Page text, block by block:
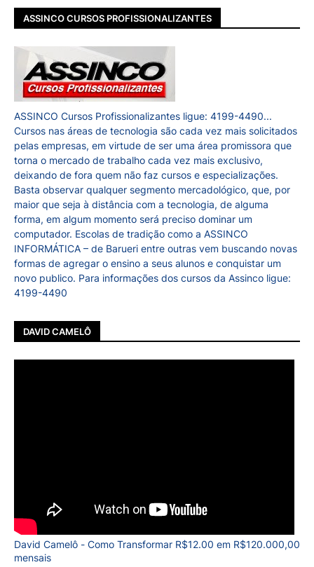
ASSINCO CURSOS PROFISSIONALIZANTES
ASSINCO Cursos Profissionalizantes ligue: 4199-4490...
Cursos nas áreas de tecnologia são cada vez mais solicitados
pelas empresas, em virtude de ser uma área promissora que
torna o mercado de trabalho cada vez mais exclusivo,
deixando de fora quem não faz cursos e especializações.
Basta observar qualquer segmento mercadológico, que, por
maior que seja à distância com a tecnologia, de alguma
forma, em algum momento será preciso dominar um
computador. Escolas de tradição como a ASSINCO
INFORMÁTICA – de Barueri entre outras vem buscando novas
formas de agregar o ensino a seus alunos e conquistar um
novo publico. Para informações dos cursos da Assinco ligue:
4199-4490
DAVID CAMELÔ
David Camelô - Como Transformar R$12.00 em R$120.000,00
mensais